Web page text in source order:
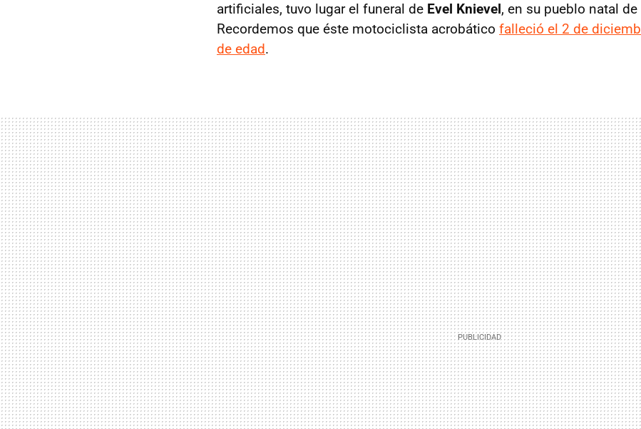
artificiales, tuvo lugar el funeral de Evel Knievel, en su pueblo natal de
Recordemos que éste motociclista acrobático falleció el 2 de
de edad.